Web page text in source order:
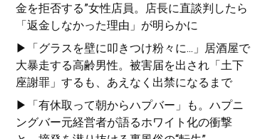
金を拒否する”女性店員。店長に直談判したら
「返金しなかった理由」が明らかに
▶「グラスを壁に叩きつけ粉々に...」居酒屋で
大暴走する高齢男性。被害届を出され「土下
座謝罪」するも、あえなく出禁になるまで
▶「有休取って朝からハプバー」も。ハプニ
ングバー元経営者が語るホワイト化の衝撃